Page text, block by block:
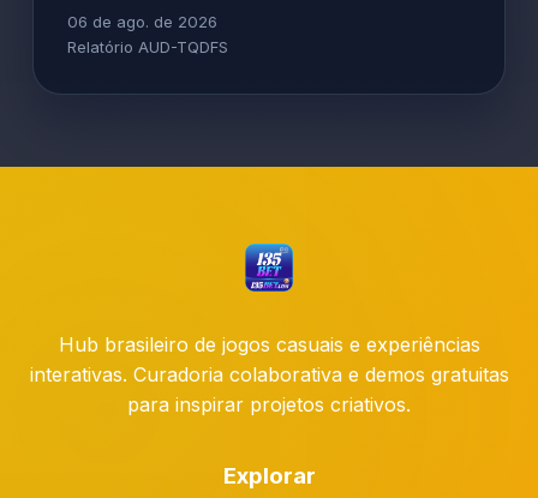
06 de ago. de 2026
Relatório AUD-TQDFS
Hub brasileiro de jogos casuais e experiências
interativas. Curadoria colaborativa e demos gratuitas
para inspirar projetos criativos.
Explorar